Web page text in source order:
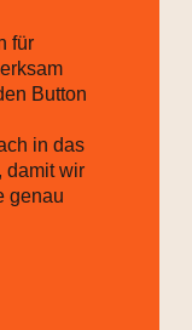
für
Button
in das
damit wir
genau